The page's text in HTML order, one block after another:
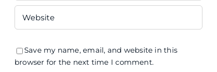
Save my name, email, and website in this
browser for the next time I comment.